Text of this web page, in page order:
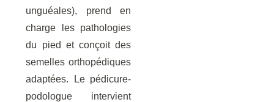
unguéales), prend en
charge les pathologies
du pied et conçoit des
semelles orthopédiques
adaptées. Le pédicure-
podologue intervient